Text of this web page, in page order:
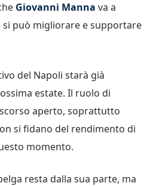
Giovanni Manna va a
si può migliorare e supportare
del Napoli starà già
estate. Il ruolo di
aperto, soprattutto
si fidano del rendimento di
momento.
resta dalla sua parte, ma